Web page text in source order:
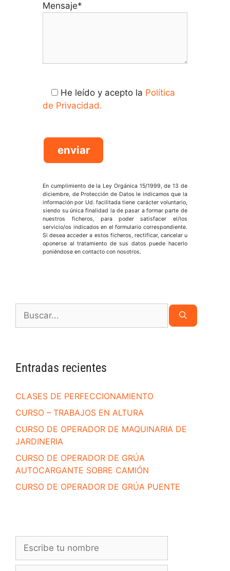
Mensaje*
He leído y acepto la Política
de Privacidad.
En cumplimiento de la Ley Orgánica 15/1999, de 13 de
diciembre, de Protección de Datos le indicamos que la
información por Ud. facilitada tiene carácter voluntario,
siendo su única finalidad la de pasar a formar parte de
nuestros ficheros, para poder satisfacer el/los
servicio/os indicados en el formulario correspondiente.
Si desea acceder a estos ficheros, rectificar, cancelar u
oponerse al tratamiento de sus datos puede hacerlo
poniéndose en contacto con nosotros.
Entradas recientes
CLASES DE PERFECCIONAMIENTO
CURSO – TRABAJOS EN ALTURA
CURSO DE OPERADOR DE MAQUINARIA DE
JARDINERIA
CURSO DE OPERADOR DE GRÚA
AUTOCARGANTE SOBRE CAMIÓN
CURSO DE OPERADOR DE GRÚA PUENTE